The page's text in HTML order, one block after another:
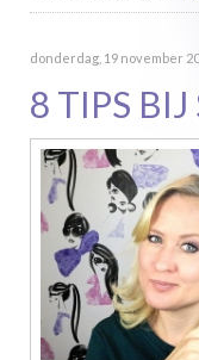
donderdag, 19 november
8 TIPS